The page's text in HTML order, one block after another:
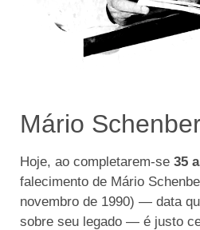
Mário
Hoje, ao completarem-se 35
falecimento de Mário
novembro de 1990) — data
sobre seu legado — é justo